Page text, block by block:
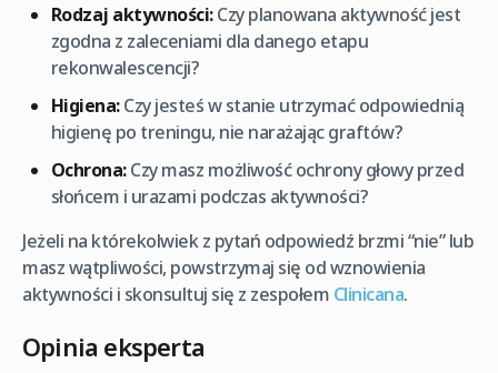
Rodzaj aktywności:Czy planowana aktywność jest
zgodna z zaleceniami dla danego etapu
rekonwalescencji?
Higiena:Czy jesteś w stanie utrzymać odpowiednią
higienę po treningu, nie narażając graftów?
Ochrona:Czy masz możliwość ochrony głowy przed
słońcem i urazami podczas aktywności?
Jeżeli na którekolwiek z pytań odpowiedź brzmi “nie” lub
masz wątpliwości, powstrzymaj się od wznowienia
aktywności i skonsultuj się z zespołem Clinicana.
Opinia eksperta